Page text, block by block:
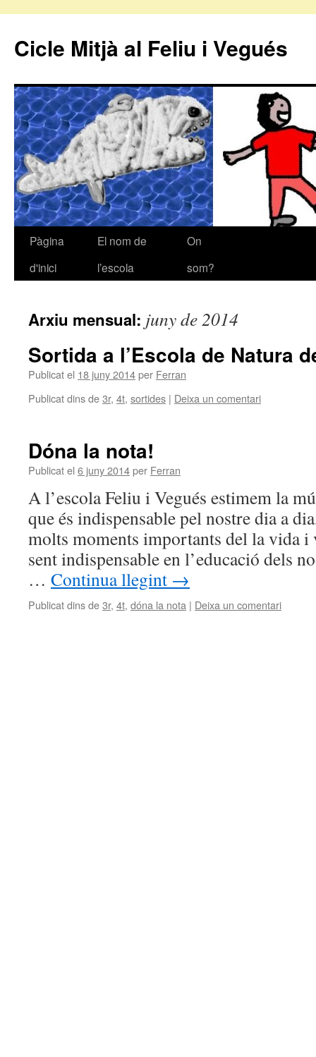
Cicle Mitjà al Feliu i Vegués
Vés
Pàgina
d'inici
El nom de
l’escola
On
som?
Arxiu mensual: juny de 2014
Sortida a l’Escola de Natura
Publicat el 18 juny 2014per Ferran
Publicat dins de3r, 4t, sortides | Deixa un comentari
Dóna la nota!
Publicat el 6 juny 2014per Ferran
A l’escola Feliu i Vegués estimem la
que és indispensable pel nostre dia a
molts moments importants del la vida
sent indispensable en l’educació dels
… Continua llegint →
Publicat dins de3r, 4t, dóna la nota | Deixa un comentari